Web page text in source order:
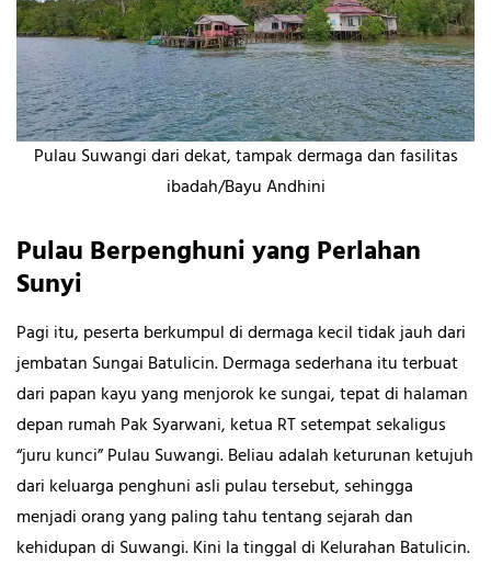
Pulau Suwangi dari dekat, tampak dermaga dan fasilitas
ibadah/Bayu Andhini
Pulau Berpenghuni yang Perlahan
Sunyi
Pagi itu, peserta berkumpul di dermaga kecil tidak jauh dari
jembatan Sungai Batulicin. Dermaga sederhana itu terbuat
dari papan kayu yang menjorok ke sungai, tepat di halaman
depan rumah Pak Syarwani, ketua RT setempat sekaligus
“juru kunci” Pulau Suwangi. Beliau adalah keturunan ketujuh
dari keluarga penghuni asli pulau tersebut, sehingga
menjadi orang yang paling tahu tentang sejarah dan
kehidupan di Suwangi. Kini Ia tinggal di Kelurahan Batulicin.